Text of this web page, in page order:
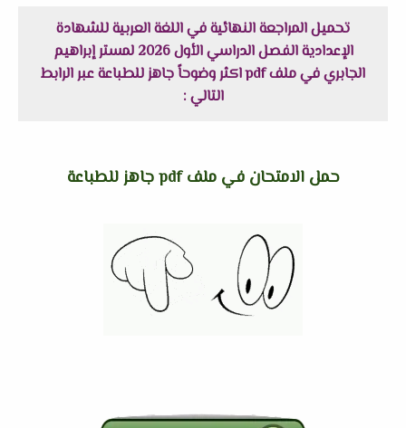
تحميل المراجعة النهائية في اللغة العربية للشهادة
الإعدادية الفصل الدراسي الأول 2026 لمستر إبراهيم
الجابري في ملف pdf اكثر وضوحاً جاهز للطباعة عبر الرابط
التالي :
حمل الامتحان في ملف pdf جاهز للطباعة